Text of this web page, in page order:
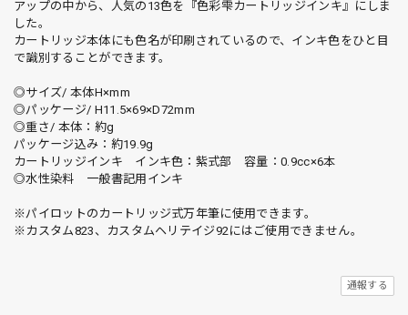
アップの中から、人気の13色を『色彩雫カートリッジインキ』にしま
した。
カートリッジ本体にも色名が印刷されているので、インキ色をひと目
で識別することができます。
◎サイズ/ 本体H×mm
◎パッケージ/ H11.5×69×D72mm
◎重さ/ 本体：約g
パッケージ込み：約19.9g
カートリッジインキ インキ色：紫式部 容量：0.9cc×6本
◎水性染料 一般書記用インキ
※パイロットのカートリッジ式万年筆に使用できます。
※カスタム823、カスタムヘリテイジ92にはご使用できません。
通報する